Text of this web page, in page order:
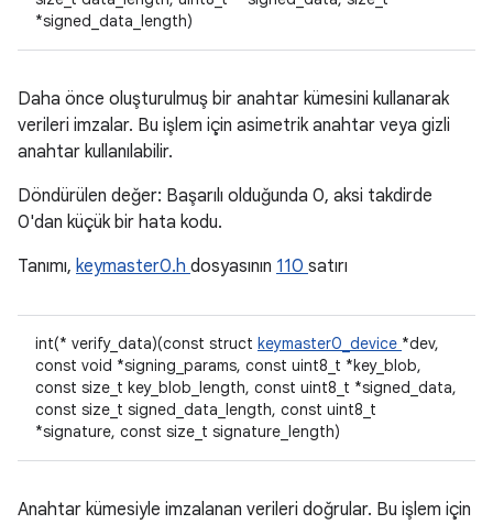
*signed_data_length)
Daha önce oluşturulmuş bir anahtar kümesini kullanarak
verileri imzalar. Bu işlem için asimetrik anahtar veya gizli
anahtar kullanılabilir.
Döndürülen değer: Başarılı olduğunda 0, aksi takdirde
0'dan küçük bir hata kodu.
Tanımı, keymaster0.h dosyasının 110 satırı
int(* verify_data)(const struct keymaster0_device *dev,
const void *signing_params, const uint8_t *key_blob,
const size_t key_blob_length, const uint8_t *signed_data,
const size_t signed_data_length, const uint8_t
*signature, const size_t signature_length)
Anahtar kümesiyle imzalanan verileri doğrular. Bu işlem için